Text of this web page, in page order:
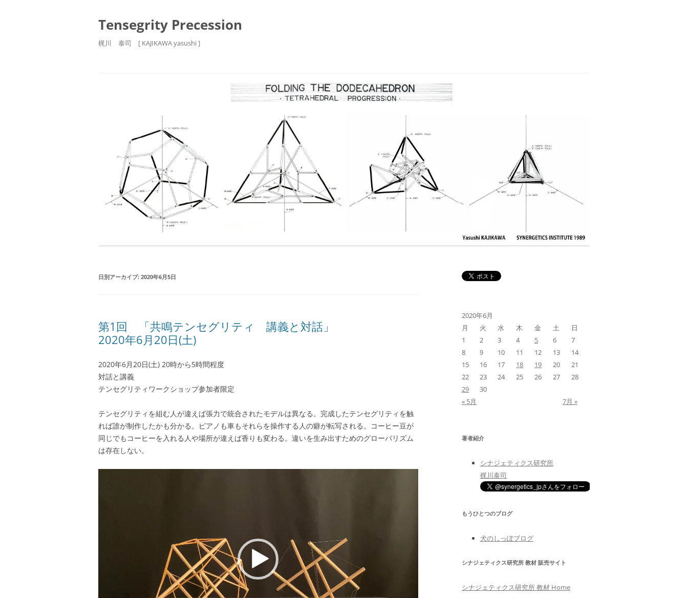
Tensegrity Precession
梶川 泰司 [ KAJIKAWA yasushi ]
ン
ツ
へ
日別アーカイブ: 2020年6月5日
第1回 「共鳴テンセグリティ 講義と対話」
2020年6月20日(土)
2020年6月20日(土) 20時から5時間程度
対話と講義
テンセグリティワークショップ参加者限定
テンセグリティを組む人が違えば張力で統合されたモデルは異なる。完成したテンセグリティを触
れば誰が制作したかも分かる。ピアノも車もそれらを操作する人の癖が転写される。コーヒー豆が
同じでもコーヒーを入れる人や場所が違えば香りも変わる。違いを生み出すためのグローバリズム
は存在しない。
2020年6月
月
火 水 木 金 土
日
1
2 3 4 5 6
7
8
9 10 11 12 13
14
15
16 17 18 19 20
21
22
23 24 25 26 27
28
29
30
« 5月
7月 »
著者紹介
シナジェティクス研究所
梶川泰司
もうひとつのブログ
犬のしっぽブログ
シナジェティクス研究所 教材 販売サイト
シナジェティクス研究所 教材 Home